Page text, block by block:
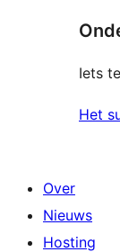
Iets
Het
Over
Nieuws
Hosting